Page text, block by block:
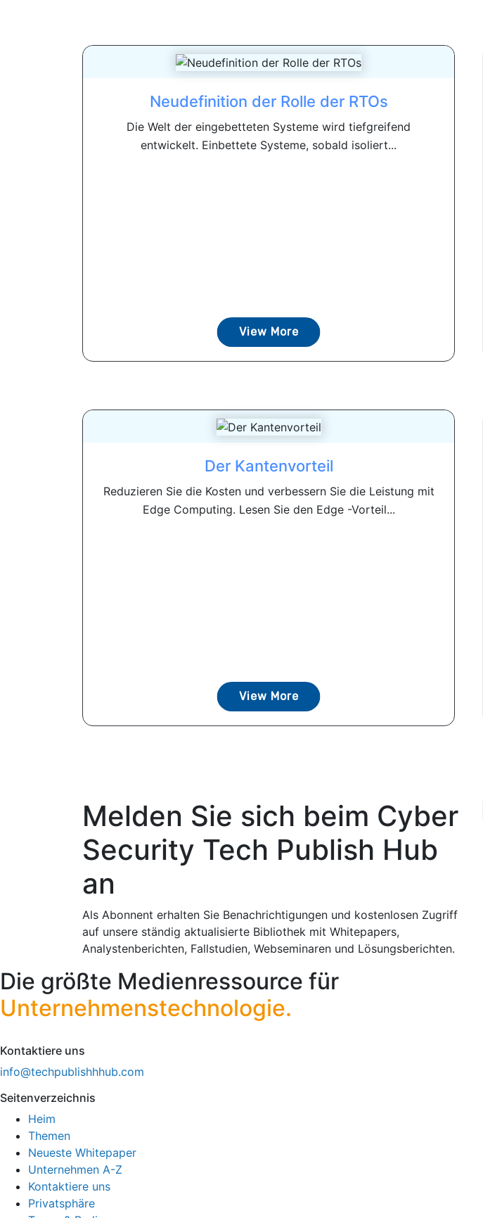
Neudefinition der Rolle der RTOs
Die Welt der eingebetteten Systeme wird tiefgreifend
entwickelt. Einbettete Systeme, sobald isoliert...
View More
Der Kantenvorteil
Reduzieren Sie die Kosten und verbessern Sie die Leistung mit
Edge Computing. Lesen Sie den Edge -Vorteil...
View More
Melden Sie sich beim Cyber
Security Tech Publish Hub
an
Als Abonnent erhalten Sie Benachrichtigungen und kostenlosen Zugriff
auf unsere ständig aktualisierte Bibliothek mit Whitepapers,
Analystenberichten, Fallstudien, Webseminaren und Lösungsberichten.
Die größte Medienressource für
Unternehmenstechnologie.
Kontaktiere uns
info@techpublishhhub.com
Seitenverzeichnis
Heim
Themen
Neueste Whitepaper
Unternehmen A-Z
Kontaktiere uns
Privatsphäre